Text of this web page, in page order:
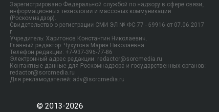
Зарегистрировано Федеральной службой по надзору в сфере связи,
информационных технологий и массовых коммуникаций
(Роскомнадзор).
Свидетельство о регистрации СМИ ЭЛ № ФС 77 - 69916 от 07.06.2017
г.
Учредитель: Харитонов Константин Николаевич.
Главный редактор: Чухутова Мария Николаевна.
Телефон редакции: +7-937-396-77-86
Электронный адрес редакции: redactor@sorcmedia.ru
Контактные данные для Роскомнадзора и государственных органов:
redactor@sorcmedia.ru
Для рекламодателей: adv@sorcmedia.ru
© 2013-2026